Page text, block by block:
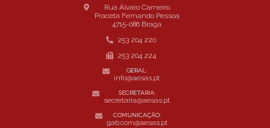
Rua Álvaro Carneiro
Praceta Fernando Pessoa
4715-086 Braga
253 204 220
253 204 224
GERAL:
info@aesas.pt
SECRETARIA:
secretaria@aesas.pt
COMUNICAÇÃO:
gab.com@aesas.pt